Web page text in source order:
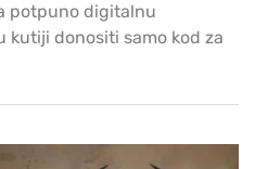
potpuno digitalnu
kutiji donositi samo kod za